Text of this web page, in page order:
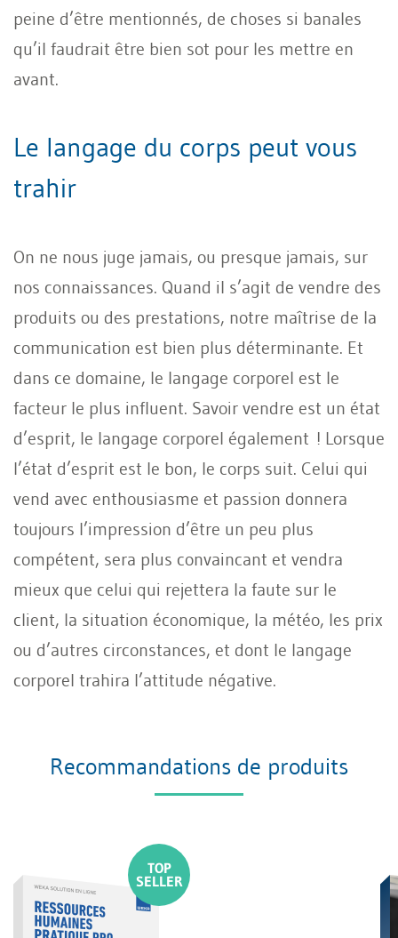
peine d’être mentionnés, de choses si banales
qu’il faudrait être bien sot pour les mettre en
avant.
Le langage du corps peut vous
trahir
On ne nous juge jamais, ou presque jamais, sur
nos connaissances. Quand il s’agit de vendre des
produits ou des prestations, notre maîtrise de la
communication est bien plus déterminante. Et
dans ce domaine, le langage corporel est le
facteur le plus influent. Savoir vendre est un état
d’esprit, le langage corporel également ! Lorsque
l’état d’esprit est le bon, le corps suit. Celui qui
vend avec enthousiasme et passion donnera
toujours l’impression d’être un peu plus
compétent, sera plus convaincant et vendra
mieux que celui qui rejettera la faute sur le
client, la situation économique, la météo, les prix
ou d’autres circonstances, et dont le langage
corporel trahira l’attitude négative.
Recommandations de produits